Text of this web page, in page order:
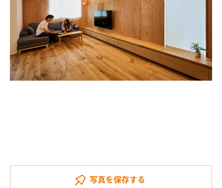
変化で味がでる
写真を保存する